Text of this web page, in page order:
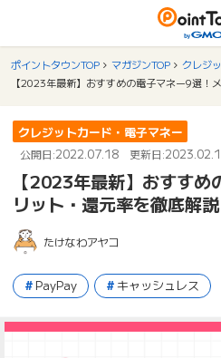
ポイントタウンTOP マガジンTOP
クレジ
【2023年最新】おすすめの電子マネー9選！
クレジットカード・電子マネー
公開日:2022.07.18 更新日:
【2023年最新】おすす
リット・還元率を徹底解説
たけなわアヤコ
PayPay キャッシュレス